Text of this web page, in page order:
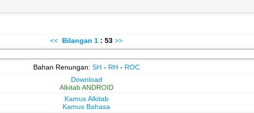
<< Bilangan 1 : 53 >>
Bahan Renungan: SH - RH - ROC
Download
Alkitab ANDROID
Kamus Alkitab
Kamus Bahasa